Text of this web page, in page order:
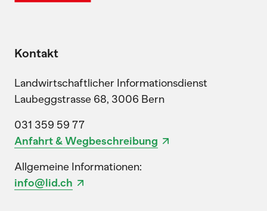
Kontakt
Landwirtschaftlicher Informationsdienst
Laubeggstrasse 68, 3006 Bern
031 359 59 77
Anfahrt & Wegbeschreibung
Allgemeine Informationen:
info@lid.ch